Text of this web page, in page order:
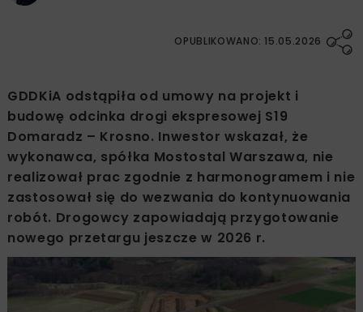
OPUBLIKOWANO: 15.05.2026
GDDKiA odstąpiła od umowy na projekt i
budowę odcinka drogi ekspresowej S19
Domaradz – Krosno. Inwestor wskazał, że
wykonawca, spółka Mostostal Warszawa, nie
realizował prac zgodnie z harmonogramem i nie
zastosował się do wezwania do kontynuowania
robót. Drogowcy zapowiadają przygotowanie
nowego przetargu jeszcze w 2026 r.